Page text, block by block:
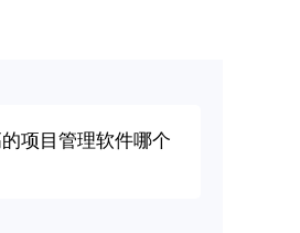
项目管理软件哪个